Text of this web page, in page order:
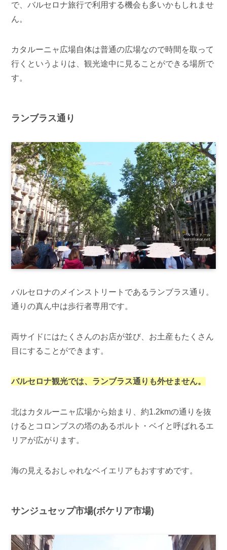
で、バルセロナ旅行で利用する機会も多いかもしれませ
ん。
カタルーニャ広場自体は普通の広場なので時間を取って
行くというよりは、観光途中に見ることができる場所で
す。
ランブラス通り
バルセロナのメインストリートであるランブラス通り。
通りの真ん中は歩行者専用です。
両サイドにはたくさんのお店が並び、お土産もたくさん
目にすることができます。
バルセロナ観光では、ランブラス通りも外せません。
北はカタルーニャ広場から始まり、約1.2kmの通りを抜
けるとコロンブスの塔のあるポルト・ベイと呼ばれるエ
リアが広がります。
海の見えるおしゃれなベイエリアもおすすめです。
サンジュセップ市場(ボケリア市場)